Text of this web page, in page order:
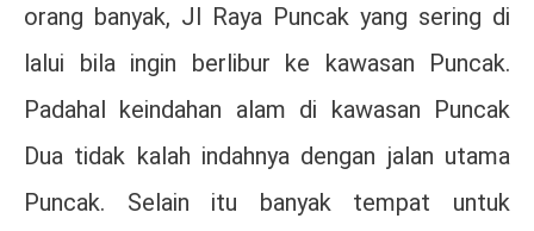
orang banyak, Jl Raya Puncak yang sering di
lalui bila ingin berlibur ke kawasan Puncak.
Padahal keindahan alam di kawasan Puncak
Dua tidak kalah indahnya dengan jalan utama
Puncak. Selain itu banyak tempat untuk